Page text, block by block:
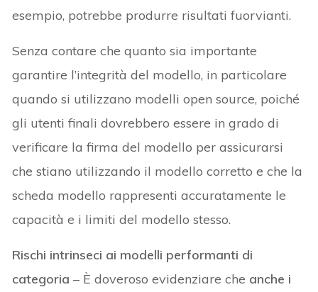
esempio, potrebbe produrre risultati fuorvianti.
Senza contare che quanto sia importante
garantire l’integrità del modello, in particolare
quando si utilizzano modelli open source, poiché
gli utenti finali dovrebbero essere in grado di
verificare la firma del modello per assicurarsi
che stiano utilizzando il modello corretto e che la
scheda modello rappresenti accuratamente le
capacità e i limiti del modello stesso.
Rischi intrinseci ai modelli performanti di
categoria – È doveroso evidenziare che anche i